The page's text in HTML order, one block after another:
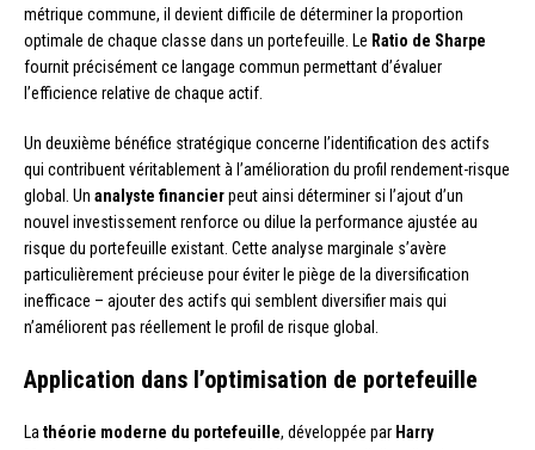
métrique commune, il devient difficile de déterminer la proportion
optimale de chaque classe dans un portefeuille. Le Ratio de Sharpe
fournit précisément ce langage commun permettant d’évaluer
l’efficience relative de chaque actif.
Un deuxième bénéfice stratégique concerne l’identification des actifs
qui contribuent véritablement à l’amélioration du profil rendement-risque
global. Un analyste financierpeut ainsi déterminer si l’ajout d’un
nouvel investissement renforce ou dilue la performance ajustée au
risque du portefeuille existant. Cette analyse marginale s’avère
particulièrement précieuse pour éviter le piège de la diversification
inefficace – ajouter des actifs qui semblent diversifier mais qui
n’améliorent pas réellement le profil de risque global.
Application dans l’optimisation de portefeuille
La théorie moderne du portefeuille, développée par Harry